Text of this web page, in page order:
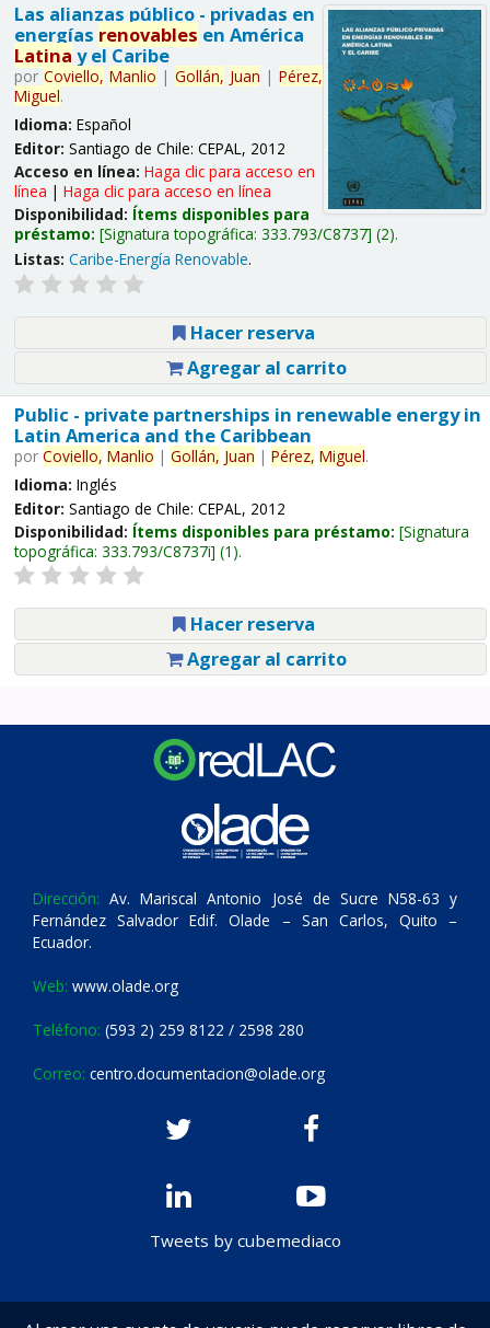
Las alianzas público - privadas en
energías renovables en América
Latina y el Caribe
por Coviello, Manlio | Gollán, Juan | Pérez,
Miguel.
Idioma: Español
Editor: Santiago de Chile: CEPAL, 2012
Acceso en línea: Haga clic para acceso en
línea | Haga clic para acceso en línea
Disponibilidad: Ítems disponibles para
préstamo: Signatura topográfica: 333.793/C8737 (2).
Listas: Caribe-Energía Renovable.
Hacer reserva
Agregar al carrito
Public - private partnerships in renewable energy in
Latin America and the Caribbean
por Coviello, Manlio | Gollán, Juan | Pérez, Miguel.
Idioma: Inglés
Editor: Santiago de Chile: CEPAL, 2012
Disponibilidad: Ítems disponibles para préstamo: Signatura
topográfica: 333.793/C8737i (1).
Hacer reserva
Agregar al carrito
Dirección: Av. Mariscal Antonio José de Sucre N58-63 y
Fernández Salvador Edif. Olade – San Carlos, Quito –
Ecuador.
Web: www.olade.org
Teléfono: (593 2) 259 8122 / 2598 280
Correo: centro.documentacion@olade.org
Tweets by cubemediaco